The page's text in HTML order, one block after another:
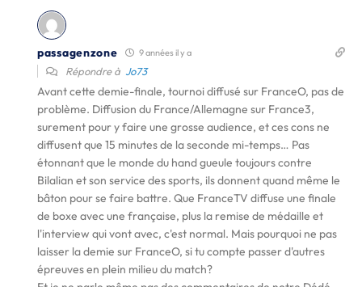
passagenzone 9 années il y a
Répondre à Jo73
Avant cette demie-finale, tournoi diffusé sur FranceO, pas de
problème. Diffusion du France/Allemagne sur France3,
surement pour y faire une grosse audience, et ces cons ne
diffusent que 15 minutes de la seconde mi-temps… Pas
étonnant que le monde du hand gueule toujours contre
Bilalian et son service des sports, ils donnent quand même le
bâton pour se faire battre. Que FranceTV diffuse une finale
de boxe avec une française, plus la remise de médaille et
l'interview qui vont avec, c'est normal. Mais pourquoi ne pas
laisser la demie sur FranceO, si tu compte passer d'autres
épreuves en plein milieu du match?